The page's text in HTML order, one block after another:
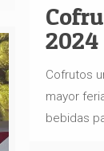
2024
Cofrutos
mayor
bebidas